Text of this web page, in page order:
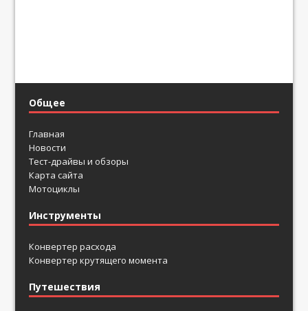
Общее
Главная
Новости
Тест-драйвы и обзоры
Карта сайта
Мотоциклы
Инструменты
Конвертер расхода
Конвертер крутящего момента
Путешествия